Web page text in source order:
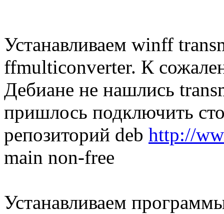
Устанавливаем winff
ffmulticonverter. К
Дебиане не нашлись
пришлось подключить
репозиторий deb http://
main non-free
Устанавливаем